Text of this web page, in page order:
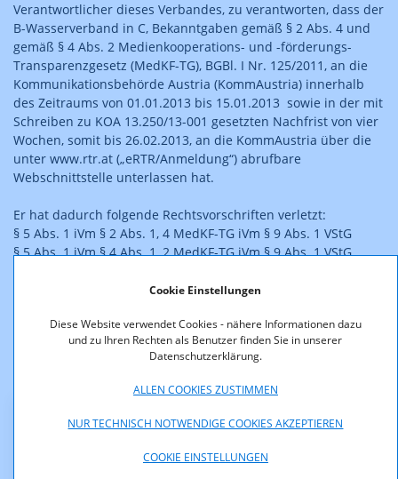
Cookie Einstellungen
Diese Website verwendet Cookies - nähere Informationen dazu
und zu Ihren Rechten als Benutzer finden Sie in unserer
Datenschutzerklärung.
ALLEN COOKIES ZUSTIMMEN
NUR TECHNISCH NOTWENDIGE COOKIES AKZEPTIEREN
COOKIE EINSTELLUNGEN
Verantwortlicher dieses Verbandes, zu verantworten, dass der
B-Wasserverband in C, Bekanntgaben gemäß § 2 Abs. 4 und
gemäß § 4 Abs. 2 Medienkooperations- und -förderungs-
Transparenzgesetz (MedKF-TG), BGBl. I Nr. 125/2011, an die
Kommunikationsbehörde Austria (KommAustria) innerhalb
des Zeitraums von 01.01.2013 bis 15.01.2013 sowie in der mit
Schreiben zu KOA 13.250/13-001 gesetzten Nachfrist von vier
Wochen, somit bis 26.02.2013, an die KommAustria über die
unter www.rtr.at („eRTR/Anmeldung“) abrufbare
Webschnittstelle unterlassen hat.
Er hat dadurch folgende Rechtsvorschriften verletzt:
§ 5 Abs. 1 iVm § 2 Abs. 1, 4 MedKF-TG iVm § 9 Abs. 1 VStG
§ 5 Abs. 1 iVm § 4 Abs. 1, 2 MedKF-TG iVm § 9 Abs. 1 VStG
Der Bescheid ist rechtskräftig.
Anmerkung: Das Format des veröffentlichten
Straferkenntnisses entspricht nicht dem Original."
Downloads
KOA_13.500_13_156_anonymisiert.pdf (pdf, 287,7 KB)